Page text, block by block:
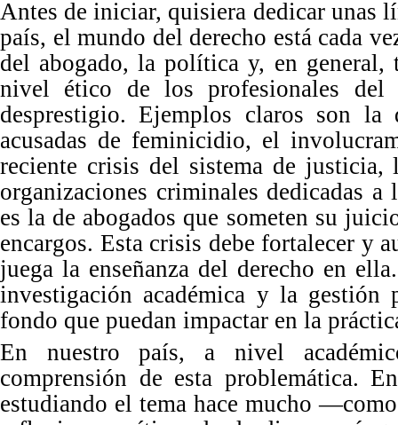
Antes de iniciar, quisiera dedicar unas
país, el mundo del derecho está cada
del abogado, la política y, en
nivel ético de los profesionales del
desprestigio. Ejemplos claros son la
acusadas de feminicidio, el
reciente crisis del sistema de justicia,
organizaciones criminales dedicadas
es la de abogados que someten su
encargos. Esta crisis debe fortalecer y
juega la enseñanza del derecho en
investigación académica y la gestión
fondo que puedan impactar en la
En nuestro país, a nivel acadé
comprensión de esta problemática.
estudiando el tema hace mucho